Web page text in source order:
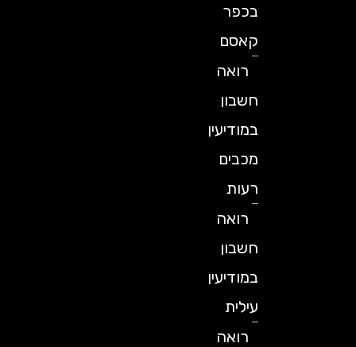
בכפר
קאסם
רואה
חשבון
במודיעין
מכבים
רעות
רואה
חשבון
במודיעין
עילית
רואה